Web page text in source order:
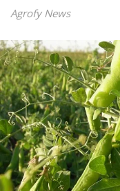
Agrofy News